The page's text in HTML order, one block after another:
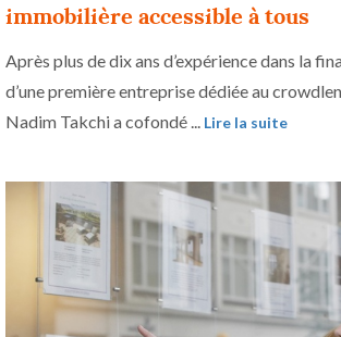
immobilière accessible à tous
Après plus de dix ans d’expérience dans la
d’une première entreprise dédiée au
Nadim Takchi a cofondé ...
Lire la suite